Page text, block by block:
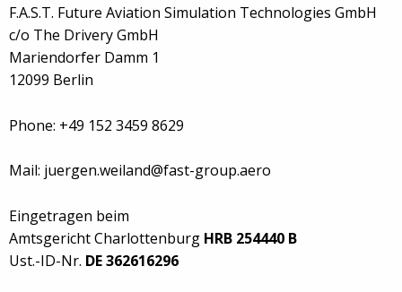
F.A.S.T. Future Aviation Simulation Technologies GmbH
c/o The Drivery GmbH
Mariendorfer Damm 1
12099 Berlin
Phone: +49 152 3459 8629
Mail: juergen.weiland@fast-group.aero
Eingetragen beim
Amtsgericht Charlottenburg HRB 254440 B
Ust.-ID-Nr. DE 362616296